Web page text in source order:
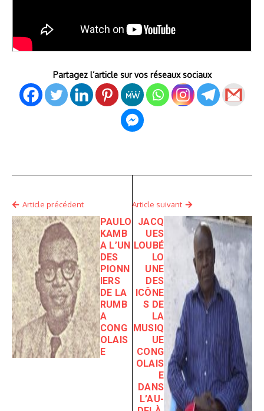
Partagez l’article sur vos réseaux sociaux
Article précédent
PAULO
KAMB
A L’UN
DES
PIONN
IERS
DE LA
RUMB
A
CONG
OLAIS
E
Article suivant
JACQ
UES
LOUBÉ
LO
UNE
DES
ICÔNE
S DE
LA
MUSIQ
UE
CONG
OLAIS
E
DANS
L’AU-